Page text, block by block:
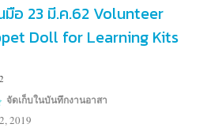
อ 23 มี.ค.62 Volunteer
Doll for Learning Kits
จัดเก็บในบันทึกงานอาสา
2019